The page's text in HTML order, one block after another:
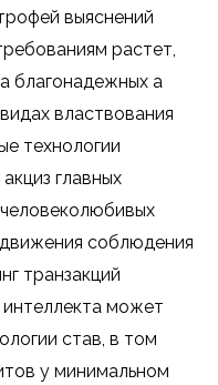
выяснений
растет,
благонадежных а
властвования
технологии
главных
соблюдения
транзакций
может
став, в том
у минимальном